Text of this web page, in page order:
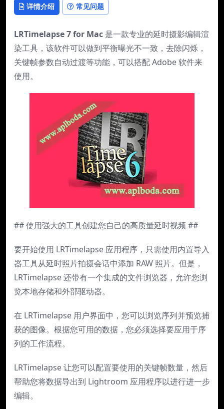
详情介绍 常见问题
LRTimelapse 7 for Mac 是一款专业的延时摄影编辑渲
染工具，该软件可以做到平衡曝光不一致，去除闪烁，
关键帧参数自动过渡等功能，可以搭配 Adobe 软件来
使用。
## 使用强大的工具创建您自己的高质量延时视频 ##
要开始使用 LRTimelapse 应用程序，只需使用内置导入
器工具从延时照片拍摄会话中添加 RAW 照片。但是，
LRTimelapse 还带有一个集成的文件浏览器，允许您浏
览本地存储和外部驱动器。
在 LRTimelapse 用户界面中，您可以浏览序列并预览捕
获的图像。根据您可用的数据，您必须选择要应用于序
列的工作流程。
LRTimelapse 让您可以配置要使用的关键帧数量，然后
帮助您将数据导出到 Lightroom 应用程序以进行进一步
编辑。